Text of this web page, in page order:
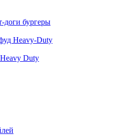
доги бургеры
Heavy-Duty
Duty